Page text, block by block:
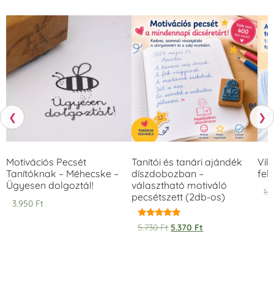
❮
Motivációs Pecsét
Tanítóknak – Méhecske –
Ügyesen dolgoztál!
3.950 Ft
Tanítói és tanári ajándék
díszdobozban –
választható motiváló
pecsétszett (2db-os)
Értékelés:
5.00
5.730Ft 5.370 Ft
❯